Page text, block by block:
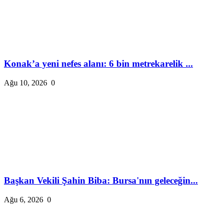
Konak’a yeni nefes alanı: 6 bin metrekarelik ...
Ağu 10, 2026 0
Başkan Vekili Şahin Biba: Bursa'nın geleceğin...
Ağu 6, 2026 0